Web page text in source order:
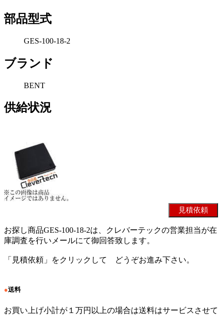
部品型式
GES-100-18-2
ブランド
BENT
供給状況
お探し商品GES-100-18-2は、クレバーテックの営業担当が在
庫調査を行いメールにて御回答致します。
「見積依頼」をクリックして どうぞお進み下さい。
●送料
お買い上げ小計が１万円以上の場合は送料はサービスさせて